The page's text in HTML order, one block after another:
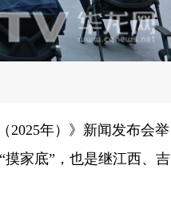
2025年）》新闻发布会举
家底”，也是继江西、吉